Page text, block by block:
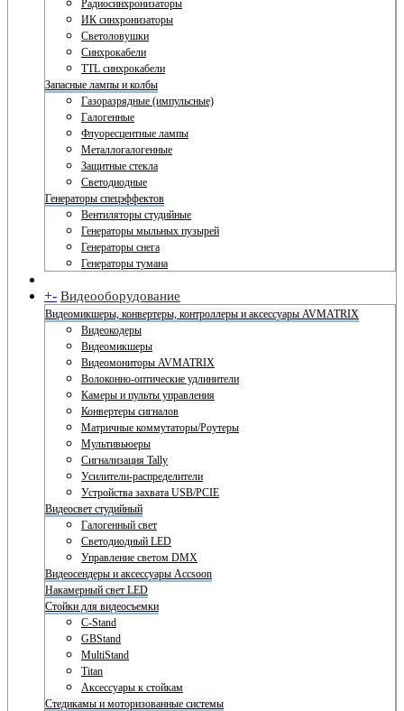
Радиосинхронизаторы
ИК синхронизаторы
Светоловушки
Синхрокабели
TTL синхрокабели
Запасные лампы и колбы
Газоразрядные (импульсные)
Галогенные
Флуоресцентные лампы
Металлогалогенные
Защитные стекла
Светодиодные
Генераторы спецэффектов
Вентиляторы студийные
Генераторы мыльных пузырей
Генераторы снега
Генераторы тумана
+- Видеооборудование
Видеомикшеры, конвертеры, контроллеры и аксессуары AVMATRIX
Видеокодеры
Видеомикшеры
Видеомониторы AVMATRIX
Волоконно-оптические удлинители
Камеры и пульты управления
Конвертеры сигналов
Матричные коммутаторы/Роутеры
Мультивьюеры
Сигнализация Tally
Усилители-распределители
Устройства захвата USB/PCIE
Видеосвет студийный
Галогенный свет
Светодиодный LED
Управление светом DMX
Видеосендеры и аксессуары Accsoon
Накамерный свет LED
Стойки для видеосъемки
C-Stand
GBStand
MultiStand
Titan
Аксессуары к стойкам
Стедикамы и моторизованные системы